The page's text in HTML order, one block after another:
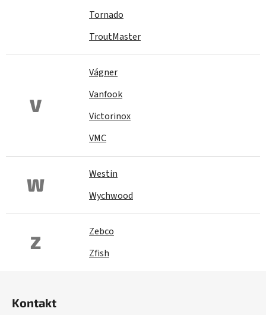
Tornado
TroutMaster
V
Vágner
Vanfook
Victorinox
VMC
W
Westin
Wychwood
Z
Zebco
Zfish
Kontakt